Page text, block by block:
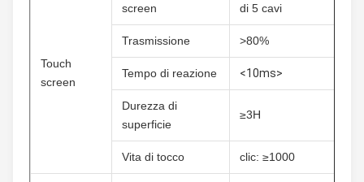
Touch
screen
screen
di 5 cavi
Trasmissione >80%
Tempo di reazione <10ms>
Durezza di
superficie
≥3H
Vita di tocco clic: ≥1000